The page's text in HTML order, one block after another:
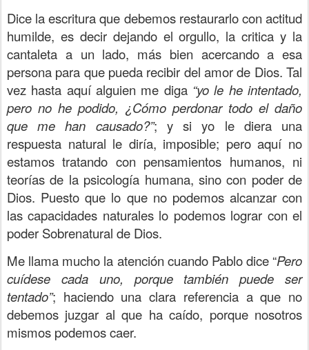
Dice la escritura que debemos restaurarlo con actitud
humilde, es decir dejando el orgullo, la critica y la
cantaleta a un lado, más bien acercando a esa
persona para que pueda recibir del amor de Dios. Tal
vez hasta aquí alguien me diga “yo le he intentado,
pero no he podido, ¿Cómo perdonar todo el daño
que me han causado?”; y si yo le diera una
respuesta natural le diría, imposible; pero aquí no
estamos tratando con pensamientos humanos, ni
teorías de la psicología humana, sino con poder de
Dios. Puesto que lo que no podemos alcanzar con
las capacidades naturales lo podemos lograr con el
poder Sobrenatural de Dios.
Me llama mucho la atención cuando Pablo dice “Pero
cuídese cada uno, porque también puede ser
tentado”; haciendo una clara referencia a que no
debemos juzgar al que ha caído, porque nosotros
mismos podemos caer.